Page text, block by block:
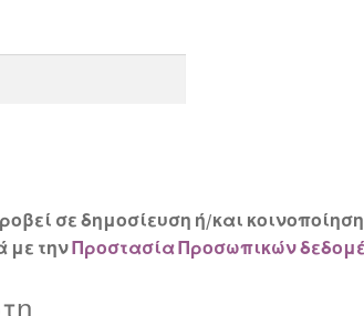
σε δημοσίευση ή/και
με τηνΠροστασία Προσωπικών